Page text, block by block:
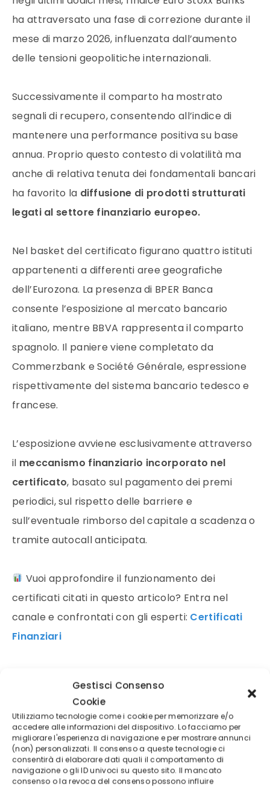
Gestisci Consenso
Cookie
Utilizziamo tecnologie come i cookie per memorizzare e/o
accedere alle informazioni del dispositivo. Lo facciamo per
migliorare l'esperienza di navigazione e per mostrare annunci
(non) personalizzati. Il consenso a queste tecnologie ci
consentirà di elaborare dati quali il comportamento di
navigazione o gli ID univoci su questo sito. Il mancato
consenso o la revoca del consenso possono influire
ha attraversato una fase di correzione durante il
mese di marzo 2026, influenzata dall’aumento
delle tensioni geopolitiche internazionali.
Successivamente il comparto ha mostrato
segnali di recupero, consentendo all’indice di
mantenere una performance positiva su base
annua. Proprio questo contesto di volatilità ma
anche di relativa tenuta dei fondamentali bancari
ha favorito la diffusione di prodotti strutturati
legati al settore finanziario europeo.
Nel basket del certificato figurano quattro istituti
appartenenti a differenti aree geografiche
dell’Eurozona. La presenza di BPER Banca
consente l’esposizione al mercato bancario
italiano, mentre BBVA rappresenta il comparto
spagnolo. Il paniere viene completato da
Commerzbank e Société Générale, espressione
rispettivamente del sistema bancario tedesco e
francese.
L’esposizione avviene esclusivamente attraverso
il meccanismo finanziario incorporato nel
certificato, basato sul pagamento dei premi
periodici, sul rispetto delle barriere e
sull’eventuale rimborso del capitale a scadenza o
tramite autocall anticipata.
Vuoi approfondire il funzionamento dei
certificati citati in questo articolo? Entra nel
canale e confrontati con gli esperti: Certificati
Finanziari
prodotti complessi. Questo contenuto è stato
realizzato con il contributo di un collaboratore
esterno. Le informazioni riportate non
costituiscono in alcun caso consulenza
finanziaria. Opinioni e considerazioni non vanno